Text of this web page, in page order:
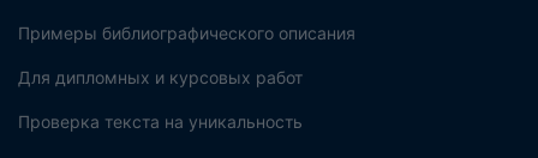
Примеры библиографического описания
Для дипломных и курсовых работ
Проверка текста на уникальность